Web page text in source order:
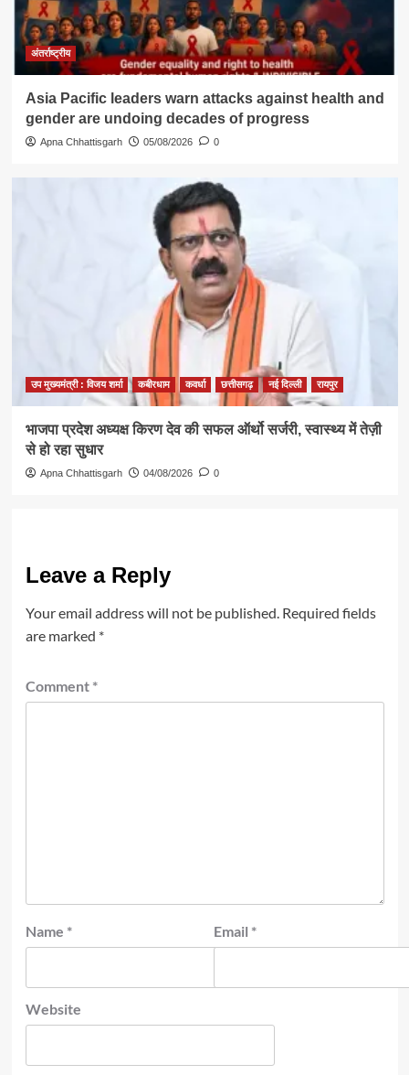
अंतर्राष्ट्रीय
Asia Pacific leaders warn attacks against health and
gender are undoing decades of progress
Apna Chhattisgarh 05/08/2026 0
उप मुख्यमंत्री : विजय शर्मा कबीरधाम कवर्धा छत्तीसगढ़ नई दिल्ली रायपुर
​भाजपा प्रदेश अध्यक्ष किरण देव की सफल ऑर्थो सर्जरी, स्वास्थ्य में तेज़ी
से हो रहा सुधार
Apna Chhattisgarh 04/08/2026 0
Leave a Reply
Your email address will not be published. Required fields
are marked *
Comment *
Name * Email *
Website